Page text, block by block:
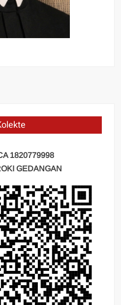
1820779998
GEDANGAN